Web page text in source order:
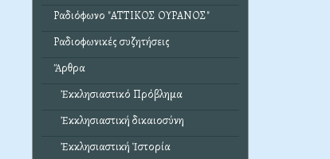
Ραδιόφωνο "ΑΤΤΙΚΟΣ ΟΥΡΑΝΟΣ"
Ραδιοφωνικές συζητήσεις
Ἄρθρα
Ἐκκλησιαστικό Πρόβλημα
Ἐκκλησιαστική δικαιοσύνη
Ἐκκλησιαστική Ἱστορία